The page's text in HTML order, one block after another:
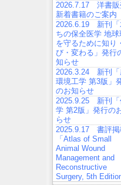
2026.7.17 洋書販
新着書籍のご案内
2026.6.19 新刊「
ちの保全医学 地球
を守るために知り
び・変わる」発行
知らせ
2026.3.24 新刊「
環境工学 第3版」
のお知らせ
2025.9.25 新刊「
学 第2版」発行の
らせ
2025.9.17 書評掲
「Atlas of Small
Animal Wound
Management and
Reconstructive
Surgery, 5th Edition